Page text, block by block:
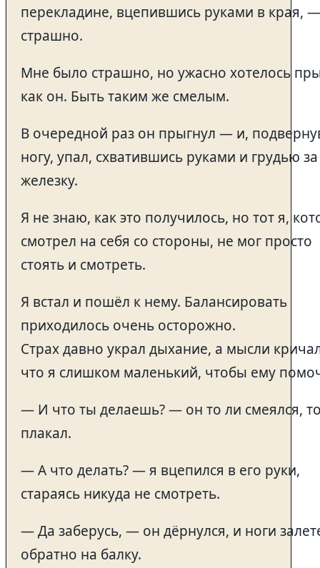
перекладине, вцепившись руками в края,
страшно.
Мне было страшно, но ужасно хотелось
как он. Быть таким же смелым.
В очередной раз он прыгнул — и,
ногу, упал, схватившись руками и грудью за
железку.
Я не знаю, как это получилось, но тот я,
смотрел на себя со стороны, не мог просто
стоять и смотреть.
Я встал и пошёл к нему. Балансировать
приходилось очень осторожно.
Страх давно украл дыхание, а мысли
что я слишком маленький, чтобы ему
— И что ты делаешь? — он то ли смеялся,
плакал.
— А что делать? — я вцепился в его руки,
стараясь никуда не смотреть.
— Да заберусь, — он дёрнулся, и ноги
обратно на балку.